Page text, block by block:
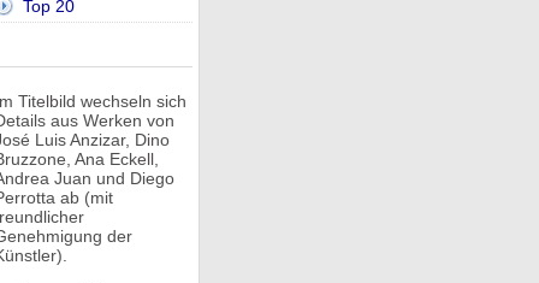
Top 20
Titelbild wechseln sich
aus Werken von
Luis Anzizar, Dino
Ana Eckell,
Juan und Diego
ab (mit
der